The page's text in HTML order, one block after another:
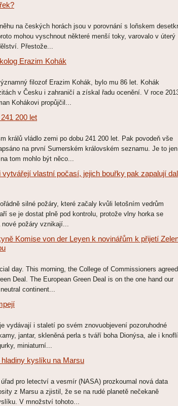
na českých horách jsou v porovnání s loňskem
mohou vyschnout některé menší toky, varovalo v úterý
Přestože...
Erazim Kohák
filozof Erazim Kohák, bylo mu 86 let. Kohák
v Česku i zahraničí a získal řadu ocenění. V roce
Kohákovi propůjčil...
200 let
králů vládlo zemi po dobu 241 200 let. Pak povodeň vše
na první Sumerském královském seznamu. Je to jen
tom mohlo být něco...
vytvářejí vlastní počasí, jejich bouřky pak zapalují
silné požáry, které začaly kvůli letošním vedrům
se je dostat plně pod kontrolu, protože vlny horka se
požáry vznikají...
Komise von der Leyen k novinářům k přijetí
day. This morning, the College of Commissioners agreed
Deal. The European Green Deal is on the one hand our
continent...
vydávají i staletí po svém znovuobjevení pozoruhodné
jantar, skleněná perla s tváří boha Dionýsa, ale i
miniaturní...
kyslíku na Marsu
pro letectví a vesmír (NASA) prozkoumal nová data
z Marsu a zjistil, že se na rudé planetě nečekaně
V množství tohoto...